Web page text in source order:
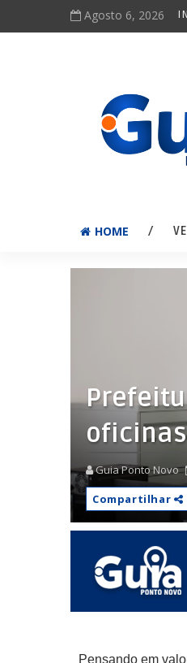
Agosto 6, 2026
HOME /
oficinas
Guia Ponto Novo
Compartilhar
Pensando em